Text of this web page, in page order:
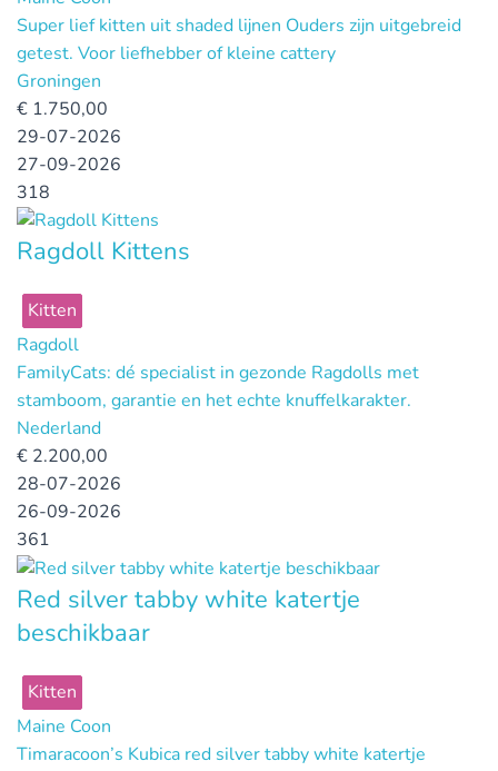
Super lief kitten uit shaded lijnen Ouders zijn uitgebreid
getest. Voor liefhebber of kleine cattery
Groningen
€ 1.750,00
29-07-2026
27-09-2026
318
Ragdoll Kittens
Kitten
Ragdoll
FamilyCats: dé specialist in gezonde Ragdolls met
stamboom, garantie en het echte knuffelkarakter.
Nederland
€ 2.200,00
28-07-2026
26-09-2026
361
Red silver tabby white katertje
beschikbaar
Kitten
Maine Coon
Timaracoon’s Kubica red silver tabby white katertje